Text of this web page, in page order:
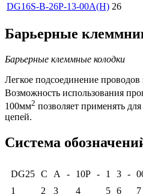
DG16S-B-26P-13-00A(H) 26
Барьерные
Барьерные клеммные колодки
Легкое подсоединение
Возможность использования
100мм2 позволяет применять
цепей.
Система
DG25 C A - 10P - 1 3 -
1
2 3 4 5 6 7